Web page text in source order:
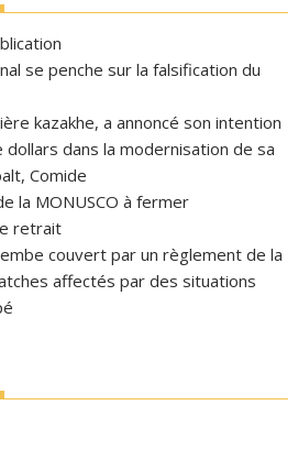
se penche sur la falsification du
kazakhe, a annoncé son intention
dollars dans la modernisation de sa
Comide
la MONUSCO à fermer
retrait
couvert par un règlement de la
affectés par des situations